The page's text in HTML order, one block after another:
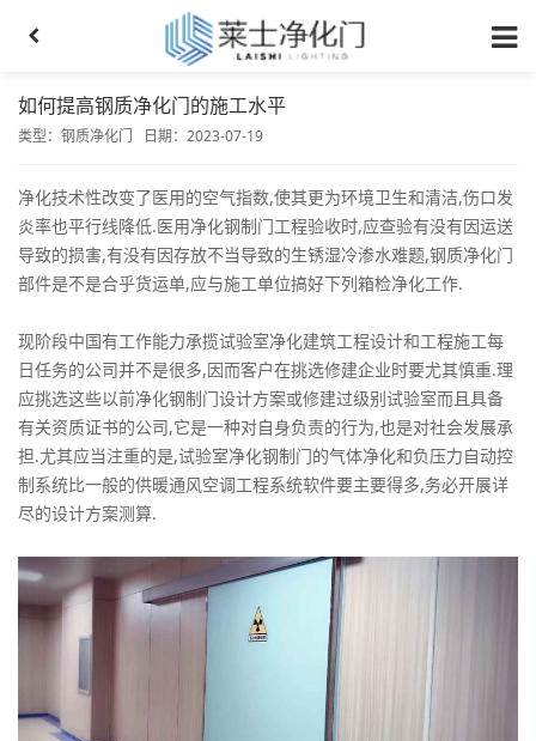
如何提高钢质净化门的施工水平
类型： 钢质净化门 日期：2023-07-19
净化技术性改变了医用的空气指数,使其更为环境卫生和清洁,伤口发
炎率也平行线降低.医用净化钢制门工程验收时,应查验有没有因运送
导致的损害,有没有因存放不当导致的生锈湿冷渗水难题,钢质净化门
部件是不是合乎货运单,应与施工单位搞好下列箱检净化工作.
现阶段中国有工作能力承揽试验室净化建筑工程设计和工程施工每
日任务的公司并不是很多,因而客户在挑选修建企业时要尤其慎重.理
应挑选这些以前净化钢制门设计方案或修建过级别试验室而且具备
有关资质证书的公司,它是一种对自身负责的行为,也是对社会发展承
担.尤其应当注重的是,试验室净化钢制门的气体净化和负压力自动控
制系统比一般的供暖通风空调工程系统软件要主要得多,务必开展详
尽的设计方案测算.